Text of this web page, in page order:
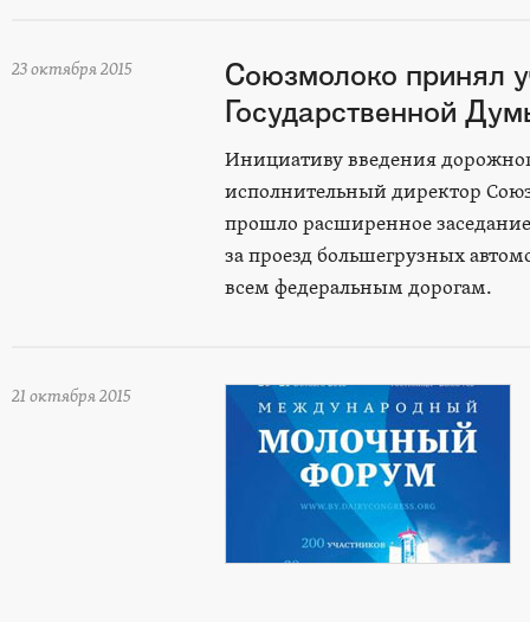
23 октября 2015
Союзмолоко принял
Государственной
Инициативу введения
исполнительный директор
прошло расширенное
за проезд большегрузных
всем федеральным дорогам.
21 октября 2015